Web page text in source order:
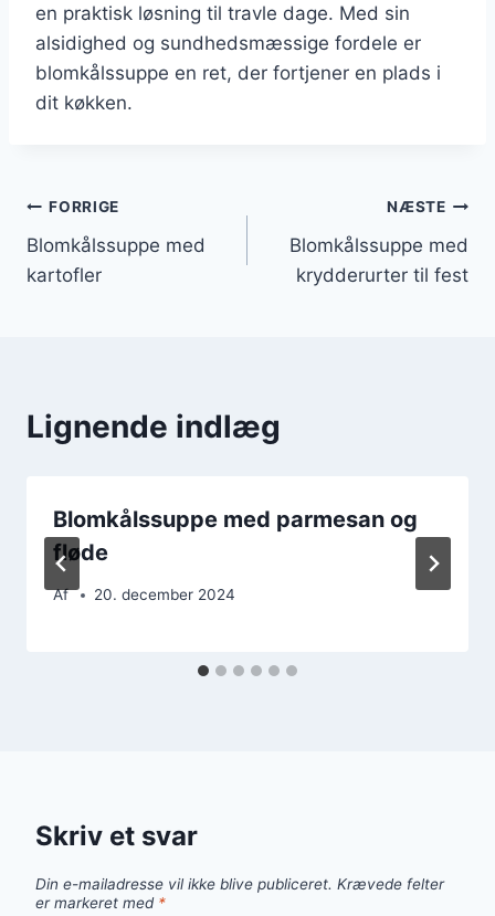
en praktisk løsning til travle dage. Med sin
alsidighed og sundhedsmæssige fordele er
blomkålssuppe en ret, der fortjener en plads i
dit køkken.
Indlægsnavigation
FORRIGE
Blomkålssuppe med
kartofler
NÆSTE
Blomkålssuppe med
krydderurter til fest
Lignende indlæg
Blomkålssuppe med parmesan og
fløde
Af 20. december 2024
Skriv et svar
Din e-mailadresse vil ikke blive publiceret. Krævede felter
er markeret med *